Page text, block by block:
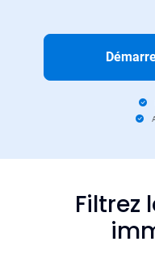
Filtrez